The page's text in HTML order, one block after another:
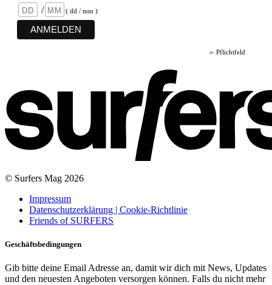
/
( dd / mm )
* Pflichtfeld
© Surfers Mag 2026
Impressum
Datenschutzerklärung | Cookie-Richtlinie
Friends of SURFERS
Geschäftsbedingungen
Gib bitte deine Email Adresse an, damit wir dich mit News, Updates
und den neuesten Angeboten versorgen können. Falls du nicht mehr